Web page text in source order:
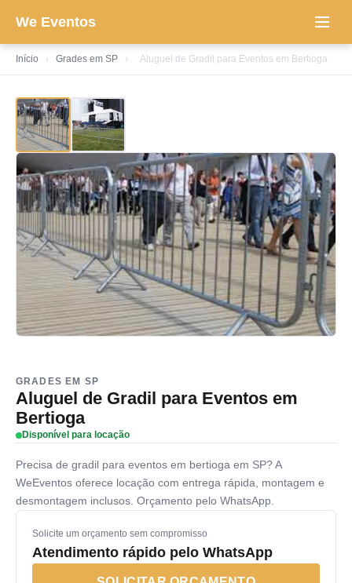
We Eventos
Início › Grades em SP › Aluguel de Gradil para Eventos em Bertioga
GRADES EM SP
Aluguel de Gradil para Eventos em
Bertioga
Disponível para locação
Precisa de gradil para eventos em bertioga em SP? A
WeEventos oferece locação com entrega rápida, montagem e
desmontagem inclusos. Orçamento pelo WhatsApp.
Solicite um orçamento sem compromisso
Atendimento rápido pelo WhatsApp